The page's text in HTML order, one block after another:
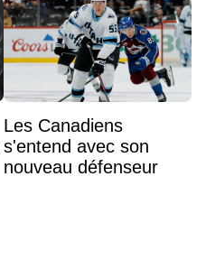
Les Canadiens
s'entend avec son
nouveau défenseur